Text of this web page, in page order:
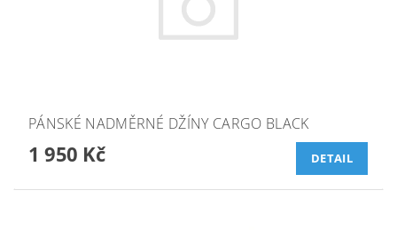
PÁNSKÉ NADMĚRNÉ DŽÍNY CARGO BLACK
1 950 Kč DETAIL